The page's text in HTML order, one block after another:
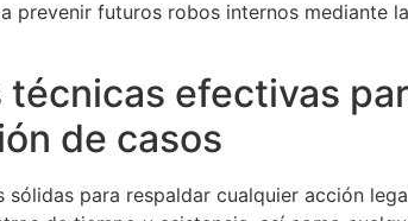
prevenir futuros robos internos mediante
efectivas
de casos
para respaldar cualquier acción